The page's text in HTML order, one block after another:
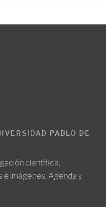
PABLO DE
científica,
imágenes. Agenda y